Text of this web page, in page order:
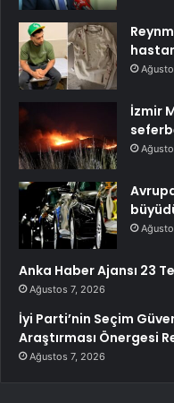
İzmir
Anka Haber Ajansı 23
Ağustos 7, 2026
İyi Parti’nin Seçim
Araştırması Önergesi
Ağustos 7, 2026